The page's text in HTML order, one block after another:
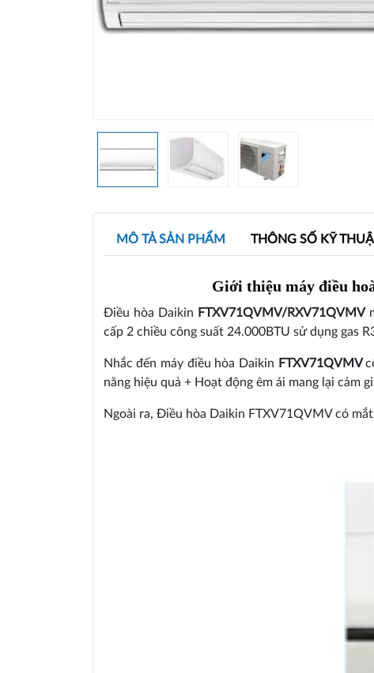
MÔ TẢ SẢN PHẨM THÔNG SỐ KỸ
Giới thiệu máy điều
Điều hòa Daikin FTXV71QVMV/RXV71QVMV
cấp 2 chiều công suất 24.000BTU sử dụng gas
Nhắc đến máy điều hòa Daikin FTXV71QVMV
năng hiệu quả + Hoạt động êm ái mang lại cảm
Ngoài ra, Điều hòa Daikin FTXV71QVMV có